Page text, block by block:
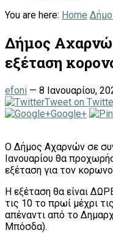
You are here: Home
Δήμος
εξέταση
efoni — 8 Ιανουαρίου,
Tweet on
Google+
Ο Δήμος Αχαρνών σε
Ιανουαρίου θα
εξέταση για τον
Η εξέταση θα είναι
τις 10 το πρωί μέχρι
απέναντι από το
Μπόσδα).